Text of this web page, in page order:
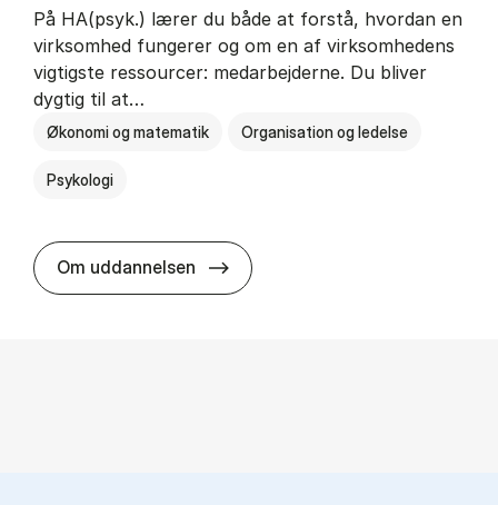
På HA(psyk.) lærer du både at forstå, hvordan en
virksomhed fungerer og om en af virksomhedens
vigtigste ressourcer: medarbejderne. Du bliver
dygtig til at…
Økonomi og matematik Organisation og ledelse
Psykologi
Om uddannelsen HA(psyk.) - erhvervs­økonomi og